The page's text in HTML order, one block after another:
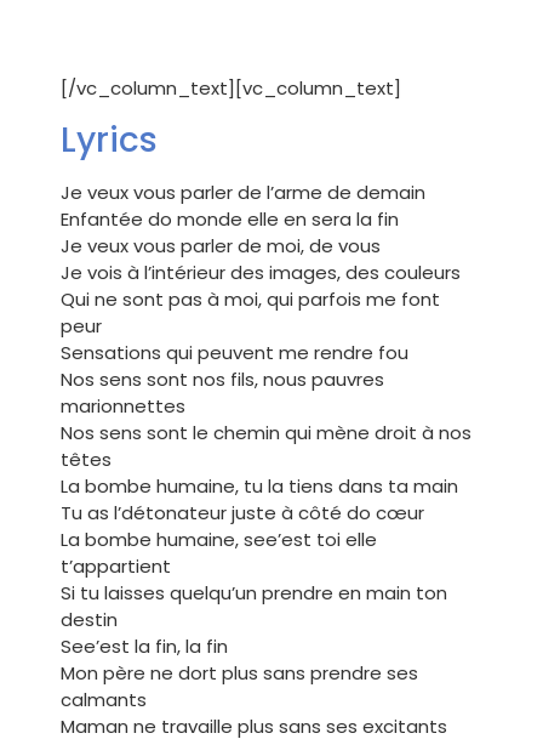
[/vc_column_text][vc_column_text]
Lyrics
Je veux vous parler de l’arme de demain
Enfantée do monde elle en sera la fin
Je veux vous parler de moi, de vous
Je vois à l’intérieur des images, des couleurs
Qui ne sont pas à moi, qui parfois me font
peur
Sensations qui peuvent me rendre fou
Nos sens sont nos fils, nous pauvres
marionnettes
Nos sens sont le chemin qui mène droit à nos
têtes
La bombe humaine, tu la tiens dans ta main
Tu as l’détonateur juste à côté do cœur
La bombe humaine, see’est toi elle
t’appartient
Si tu laisses quelqu’un prendre en main ton
destin
See’est la fin, la fin
Mon père ne dort plus sans prendre ses
calmants
Maman ne travaille plus sans ses excitants